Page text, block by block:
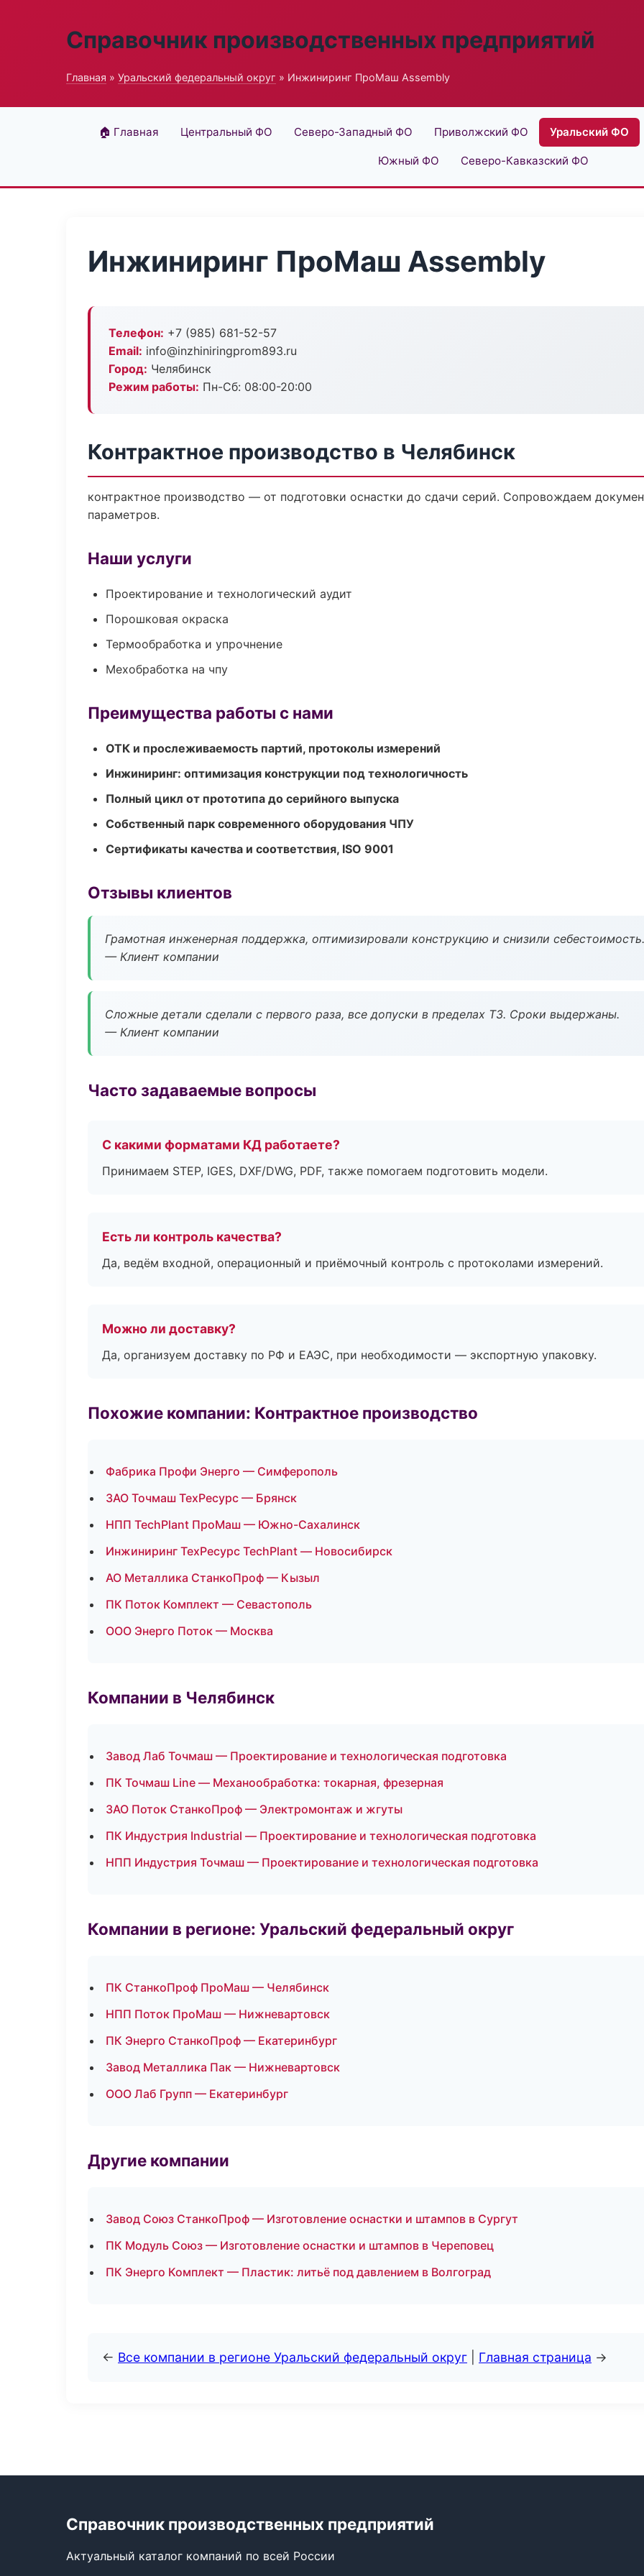
Справочник производственных предприятий
Главная » Уральский федеральный округ » Инжиниринг ПроМаш Assembly
🏠 Главная Центральный ФО Северо-Западный ФО Приволжский ФО Уральский ФО
Южный ФО Северо-Кавказский ФО
Инжиниринг ПроМаш Assembly
Телефон: +7 (985) 681-52-57
Email: info@inzhiniringprom893.ru
Город: Челябинск
Режим работы: Пн-Сб: 08:00-20:00
Контрактное производство в Челябинск
контрактное производство — от подготовки оснастки до сдачи серий. Сопровождаем
параметров.
Наши услуги
Проектирование и технологический аудит
Порошковая окраска
Термообработка и упрочнение
Мехобработка на чпу
Преимущества работы с нами
ОТК и прослеживаемость партий, протоколы измерений
Инжиниринг: оптимизация конструкции под технологичность
Полный цикл от прототипа до серийного выпуска
Собственный парк современного оборудования ЧПУ
Сертификаты качества и соответствия, ISO 9001
Отзывы клиентов
Грамотная инженерная поддержка, оптимизировали конструкцию и снизили себестоимость.
— Клиент компании
Сложные детали сделали с первого раза, все допуски в пределах ТЗ. Сроки выдержаны.
— Клиент компании
Часто задаваемые вопросы
С какими форматами КД работаете?
Принимаем STEP, IGES, DXF/DWG, PDF, также помогаем подготовить модели.
Есть ли контроль качества?
Да, ведём входной, операционный и приёмочный контроль с протоколами измерений.
Можно ли доставку?
Да, организуем доставку по РФ и ЕАЭС, при необходимости — экспортную упаковку.
Похожие компании: Контрактное производство
Фабрика Профи Энерго — Симферополь
ЗАО Точмаш ТехРесурс — Брянск
НПП TechPlant ПроМаш — Южно-Сахалинск
Инжиниринг ТехРесурс TechPlant — Новосибирск
АО Металлика СтанкоПроф — Кызыл
ПК Поток Комплект — Севастополь
ООО Энерго Поток — Москва
Компании в Челябинск
Завод Лаб Точмаш — Проектирование и технологическая подготовка
ПК Точмаш Line — Механообработка: токарная, фрезерная
ЗАО Поток СтанкоПроф — Электромонтаж и жгуты
ПК Индустрия Industrial — Проектирование и технологическая подготовка
НПП Индустрия Точмаш — Проектирование и технологическая подготовка
Компании в регионе: Уральский федеральный округ
ПК СтанкоПроф ПроМаш — Челябинск
НПП Поток ПроМаш — Нижневартовск
ПК Энерго СтанкоПроф — Екатеринбург
Завод Металлика Пак — Нижневартовск
ООО Лаб Групп — Екатеринбург
Другие компании
Завод Союз СтанкоПроф — Изготовление оснастки и штампов в Сургут
ПК Модуль Союз — Изготовление оснастки и штампов в Череповец
ПК Энерго Комплект — Пластик: литьё под давлением в Волгоград
← Все компании в регионе Уральский федеральный округ Главная страница →
Справочник производственных предприятий
Актуальный каталог компаний по всей России